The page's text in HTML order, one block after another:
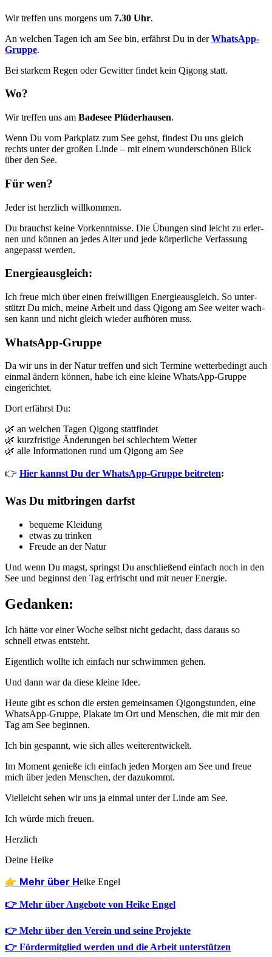
Wir tref­fen uns mor­gens um 7.30 Uhr.
An wel­chen Tagen ich am See bin, erfährst Du in derWhats­App-
Grup­pe.
Bei star­kem Regen oder Gewit­ter fin­det kein Qigong statt.
Wo?
Wir tref­fen uns am Bade­see Plü­der­hau­sen.
Wenn Du vom Park­platz zum See gehst, fin­dest Du uns gleich
rechts unter der gro­ßen Lin­de – mit einem wun­der­schö­nen Blick
über den See.
Für wen?
Jeder ist herz­lich willkommen.
Du brauchst kei­ne Vor­kennt­nis­se. Die Übun­gen sind leicht zu erler­
nen und kön­nen an jedes Alter und jede kör­per­li­che Ver­fas­sung
ange­passt werden.
Energieausgleich:
Ich freue mich über einen frei­wil­li­gen Ener­gie­aus­gleich. So unter­
stützt Du mich, mei­ne Arbeit und dass Qigong am See wei­ter wach­
sen kann und nicht gleich wie­der auf­hö­ren muss.
WhatsApp-Gruppe
Da wir uns in der Natur tref­fen und sich Ter­mi­ne wet­ter­be­dingt auch
ein­mal ändern kön­nen, habe ich eine klei­ne Whats­App-Grup­pe
eingerichtet.
Dort erfährst Du:
🌿 an wel­chen Tagen Qigong statt­fin­det
🌿 kurz­fris­ti­ge Ände­run­gen bei schlech­tem Wet­ter
🌿 alle Infor­ma­tio­nen rund um Qigong am See
👉 Hier kannst Du der Whats­App-Grup­pe bei­tre­ten:
Was Du mitbringen darfst
beque­me Kleidung
etwas zu trinken
Freu­de an der Natur
Und wenn Du magst, springst Du anschlie­ßend ein­fach noch in den
See und beginnst den Tag erfrischt und mit neu­er Energie.
Gedanken:
Ich hät­te vor einer Woche selbst nicht gedacht, dass dar­aus so
schnell etwas entsteht.
Eigent­lich woll­te ich ein­fach nur schwim­men gehen.
Und dann war da die­se klei­ne Idee.
Heu­te gibt es schon die ers­ten gemein­sa­men Qigong­stun­den, eine
Whats­App-Grup­pe, Pla­ka­te im Ort und Men­schen, die mit mir den
Tag am See beginnen.
Ich bin gespannt, wie sich alles weiterentwickelt.
Im Moment genie­ße ich ein­fach jeden Mor­gen am See und freue
mich über jeden Men­schen, der dazukommt.
Viel­leicht sehen wir uns ja ein­mal unter der Lin­de am See.
Ich wür­de mich freuen.
Herz­lich
Dei­ne Heike
👉 Mehr über Heike Engel
👉 Mehr über Angebote von Heike Engel
👉 Mehr über den Verein und seine Projekte
👉 Fördermitglied werden und die Arbeit unterstützen